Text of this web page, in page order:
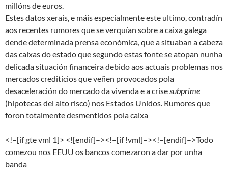
millóns de euros.
Estes datos xerais, e máis especialmente este ultimo, contradín
aos recentes rumores que se verquían sobre a caixa galega
dende determinada prensa económica, que a situaban a cabeza
das caixas do estado que segundo estas fonte se atopan nunha
delicada situación financeira debido aos actuais problemas nos
mercados crediticios que veñen provocados pola
desaceleración do mercado da vivenda e a crisesubprime
(hipotecas del alto risco) nos Estados Unidos. Rumores que
foron totalmente desmentidos pola caixa
<!–[if gte vml 1]> <![endif]–><!–[if !vml]–><!–[endif]–>Todo
comezou nos EEUU os bancos comezaron a dar por unha
banda